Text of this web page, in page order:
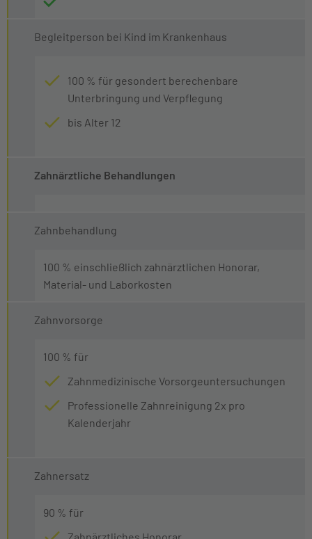
Begleitperson bei Kind im Krankenhaus
100 % für gesondert berechenbare
Unterbringung und Verpflegung
bis Alter 12
Zahnärztliche Behandlungen
Zahnbehandlung
100 % einschließlich zahnärztlichen Honorar,
Material- und Laborkosten
Zahnvorsorge
100 % für
Zahnmedizinische Vorsorgeuntersuchungen
Professionelle Zahnreinigung 2x pro
Kalenderjahr
Zahnersatz
90 % für